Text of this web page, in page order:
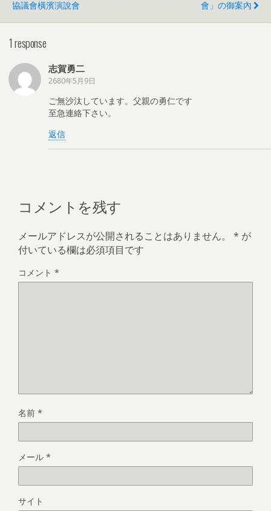
協議會橫濱演說會
會」の御案內
1 response
志賀勇二
2680年5月9日
ご無沙汰しています。父親の勇仁です
至急連絡下さい。
返信
コメントを残す
メールアドレスが公開されることはありません。 * が
付いている欄は必須項目です
コメント *
名前 *
メール *
サイト